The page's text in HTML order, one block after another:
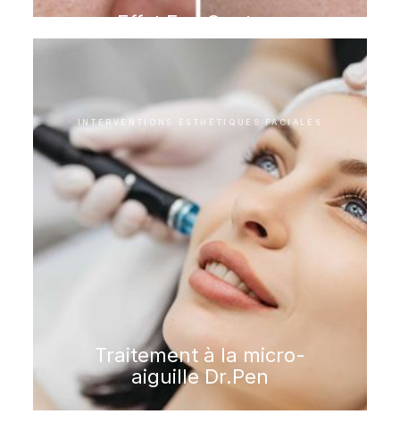
Effet Eye Couture
INTERVENTIONS ESTHÉTIQUES FACIALES
Traitement à la micro-
aiguille Dr.Pen